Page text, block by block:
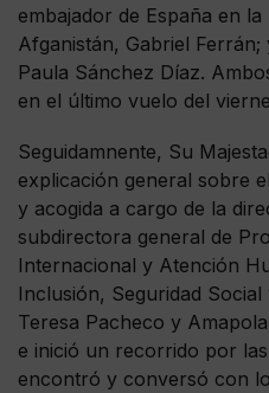
embajador de España en
Afganistán, Gabriel
Paula Sánchez Díaz.
en el último vuelo del
Seguidamnente, Su
explicación general sobre
y acogida a cargo de la
subdirectora general de
Internacional y Atención
Inclusión, Seguridad
Teresa Pacheco y
e inició un recorrido por
encontró y conversó con